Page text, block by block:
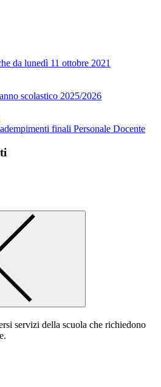
da lunedì 11 ottobre 2021
scolastico 2025/2026
finali Personale Docente
servizi della scuola che richiedono